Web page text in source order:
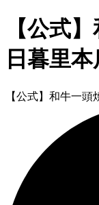
【公式
日暮里本
【公式】和牛一